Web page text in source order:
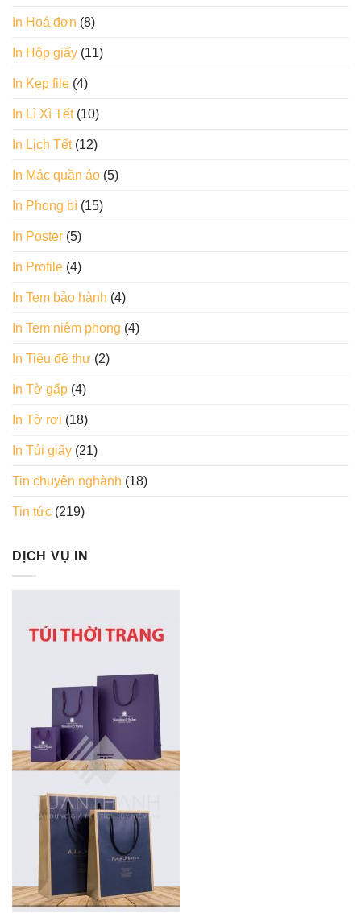
In Hoá đơn (8)
In Hộp giấy (11)
In Kẹp file (4)
In Lì Xì Tết(10)
In Lịch Tết(12)
In Mác quần áo (5)
In Phong bì (15)
In Poster (5)
In Profile (4)
In Tem bảo hành (4)
In Tem niêm phong (4)
In Tiêu đề thư (2)
In Tờ gấp (4)
In Tờ rơi (18)
In Túi giấy (21)
Tin chuyên nghành (18)
Tin tức (219)
DỊCH VỤ IN